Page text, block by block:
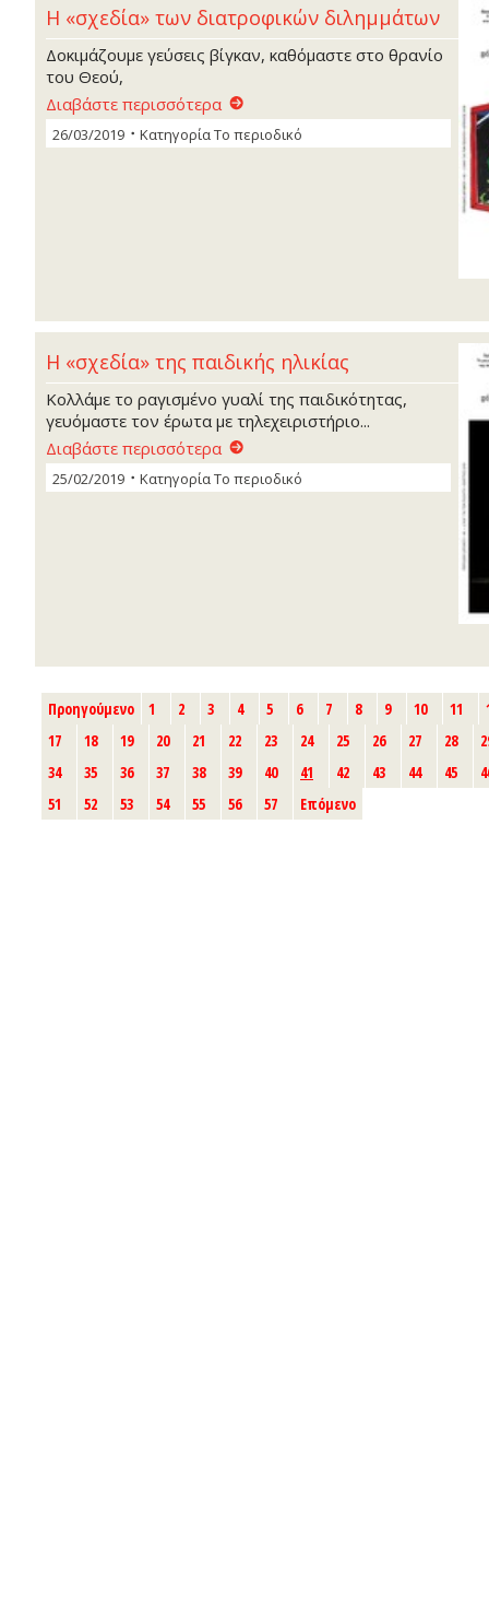
Η «σχεδία» των διατροφικών διλημμάτων
Δοκιμάζουμε γεύσεις βίγκαν, καθόμαστε στο θρανίο
του Θεού,
Διαβάστε περισσότερα
26/03/2019 ΚατηγορίαΤο περιοδικό
Η «σχεδία» της παιδικής ηλικίας
Κολλάμε το ραγισμένο γυαλί της παιδικότητας,
γευόμαστε τον έρωτα με τηλεχειριστήριο...
Διαβάστε περισσότερα
25/02/2019 ΚατηγορίαΤο περιοδικό
Προηγούμενο 1 2 3 4 5 6 7 8 9 10 11
17
18 19 20 21 22 23 24 25 26 27 28
34
35 36 37 38 39 40 41 42 43 44 45
51
52 53 54 55 56 57 Επόμενο